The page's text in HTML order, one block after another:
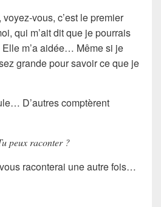
vous, c’est le premier
qui m’ait dit que je pourrais
m’a aidée… Même si je
grande pour savoir ce que je
D’autres comptèrent
peux raconter ?
raconterai une autre fois…